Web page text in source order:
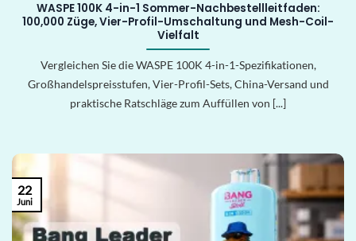
WASPE 100K 4-in-1 Sommer-Nachbestellleitfaden:
100,000 Züge, Vier-Profil-Umschaltung und Mesh-Coil-
Vielfalt
Vergleichen Sie die WASPE 100K 4-in-1-Spezifikationen,
Großhandelspreisstufen, Vier-Profil-Sets, China-Versand und
praktische Ratschläge zum Auffüllen von [...]
22
Juni